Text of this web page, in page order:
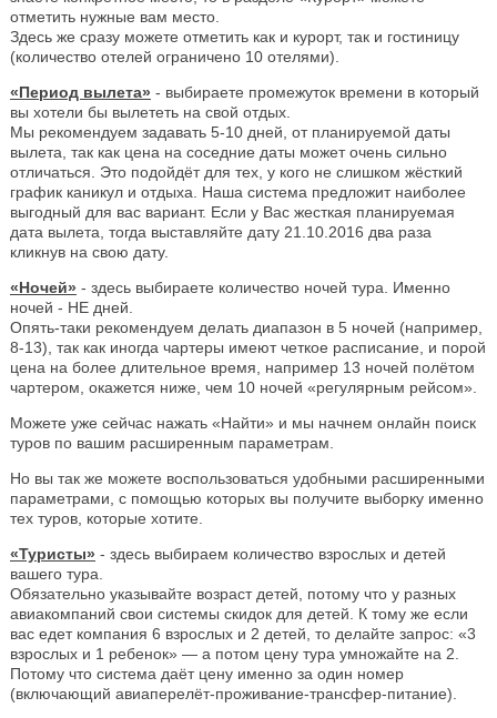
отметить нужные вам место.
Здесь же сразу можете отметить как и курорт, так и гостиницу
(количество отелей ограничено 10 отелями).
«Период вылета» - выбираете промежуток времени в который
вы хотели бы вылететь на свой отдых.
Мы рекомендуем задавать 5-10 дней, от планируемой даты
вылета, так как цена на соседние даты может очень сильно
отличаться. Это подойдёт для тех, у кого не слишком жёсткий
график каникул и отдыха. Наша система предложит наиболее
выгодный для вас вариант. Если у Вас жесткая планируемая
дата вылета, тогда выставляйте дату 21.10.2016 два раза
кликнув на свою дату.
«Ночей» - здесь выбираете количество ночей тура. Именно
ночей - НЕ дней.
Опять-таки рекомендуем делать диапазон в 5 ночей (например,
8-13), так как иногда чартеры имеют четкое расписание, и порой
цена на более длительное время, например 13 ночей полётом
чартером, окажется ниже, чем 10 ночей «регулярным рейсом».
Можете уже сейчас нажать «Найти» и мы начнем онлайн поиск
туров по вашим расширенным параметрам.
Но вы так же можете воспользоваться удобными расширенными
параметрами, с помощью которых вы получите выборку именно
тех туров, которые хотите.
«Туристы» - здесь выбираем количество взрослых и детей
вашего тура.
Обязательно указывайте возраст детей, потому что у разных
авиакомпаний свои системы скидок для детей. К тому же если
вас едет компания 6 взрослых и 2 детей, то делайте запрос: «3
взрослых и 1 ребенок» — а потом цену тура умножайте на 2.
Потому что система даёт цену именно за один номер
(включающий авиаперелёт-проживание-трансфер-питание).